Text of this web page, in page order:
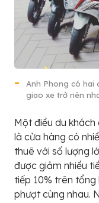
Anh Phong có hai
giao xe trở nên
Một điều du
là cửa hàng có
thuê với số lượng
được giảm nhiều
tiếp 10% trên
phượt cùng nhau.